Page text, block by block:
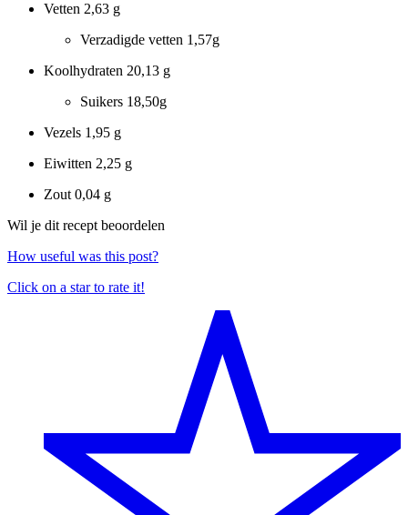
Vetten 2,63 g
Verzadigde vetten 1,57g
Koolhydraten 20,13 g
Suikers 18,50g
Vezels 1,95 g
Eiwitten 2,25 g
Zout 0,04 g
Wil je dit recept beoordelen
How useful was this post?
Click on a star to rate it!